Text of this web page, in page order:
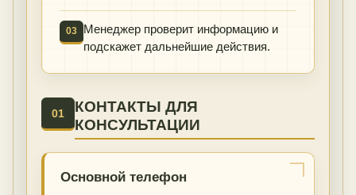
03
Менеджер проверит информацию и
подскажет дальнейшие действия.
01
КОНТАКТЫ ДЛЯ
КОНСУЛЬТАЦИИ
Основной телефон